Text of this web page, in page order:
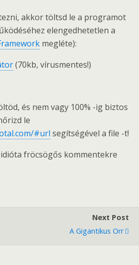
akkor töltsd le a programot
elengedhetetlen a
megléte):
(70kb, vírusmentes!)
és nem vagy 100% -ig biztos
le
#url segítségével a file -t!
fröcsögős kommentekre
Next Post
A Gigantikus Orr